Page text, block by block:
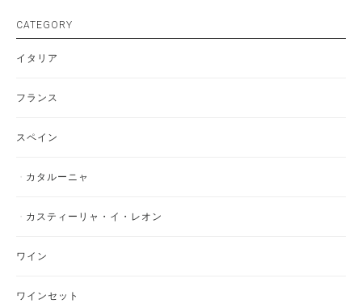
CATEGORY
イタリア
フランス
スペイン
カタルーニャ
カスティーリャ・イ・レオン
ワイン
ワインセット